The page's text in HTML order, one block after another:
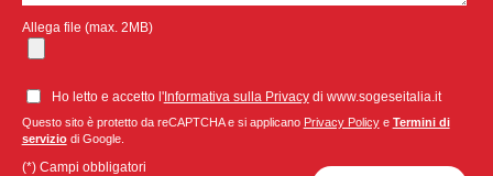
Allega file (max. 2MB)
Ho letto e accetto l'Informativa sulla Privacydi www.sogeseitalia.it
Questo sito è protetto da reCAPTCHA e si applicano Privacy Policye Termini di
serviziodi Google.
(*) Campi obbligatori